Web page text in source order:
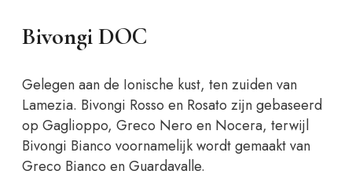
Bivongi DOC
Gelegen aan de Ionische kust, ten zuiden van
Lamezia. Bivongi Rosso en Rosato zijn gebaseerd
op Gaglioppo, Greco Nero en Nocera, terwijl
Bivongi Bianco voornamelijk wordt gemaakt van
Greco Bianco en Guardavalle.